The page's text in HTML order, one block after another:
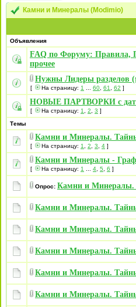
Камни и Минералы (Modimio)
Объявления
FAQ по Форуму: Правила,
прочее
Нужны Лидеры разделов
[ На страницу: 1 60 61 62 ]
НОВЫЕ ПАРТВОРКИ с
[ На страницу: 1 2 3 ]
Темы
Камни и Минералы.
[ На страницу: 1 2 3 4 ]
Камни и Минералы -
[ На страницу: 1 4 5 6 ]
Опрос: Камни и Минералы.
Камни и Минералы.
Камни и Минералы.
Камни и Минералы.
Камни и Минералы.
Камни и Минералы.